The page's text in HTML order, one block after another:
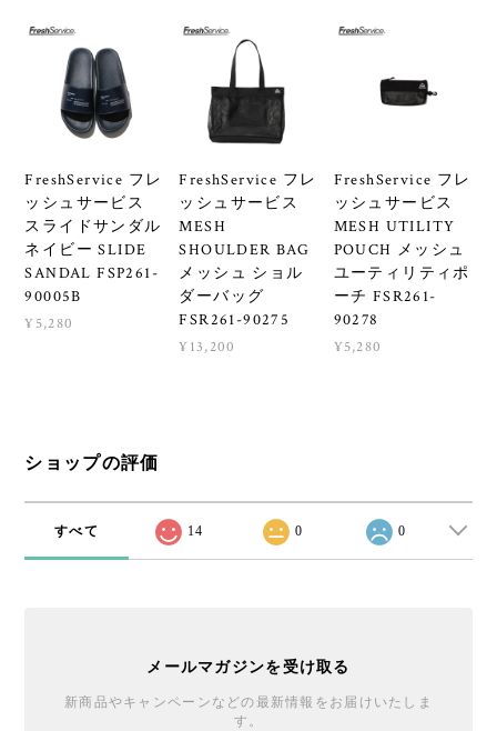
FreshService フレ
ッシュサービス
スライドサンダル
ネイビー SLIDE
SANDAL FSP261-
90005B
¥5,280
FreshService フレ
ッシュサービス
MESH
SHOULDER BAG
メッシュ ショル
ダーバッグ
FSR261-90275
¥13,200
FreshService フレ
ッシュサービス
MESH UTILITY
POUCH メッシュ
ユーティリティポ
ーチ FSR261-
90278
¥5,280
ショップの評価
すべて 14 0 0
メールマガジンを受け取る
新商品やキャンペーンなどの最新情報をお届けいたしま
す。